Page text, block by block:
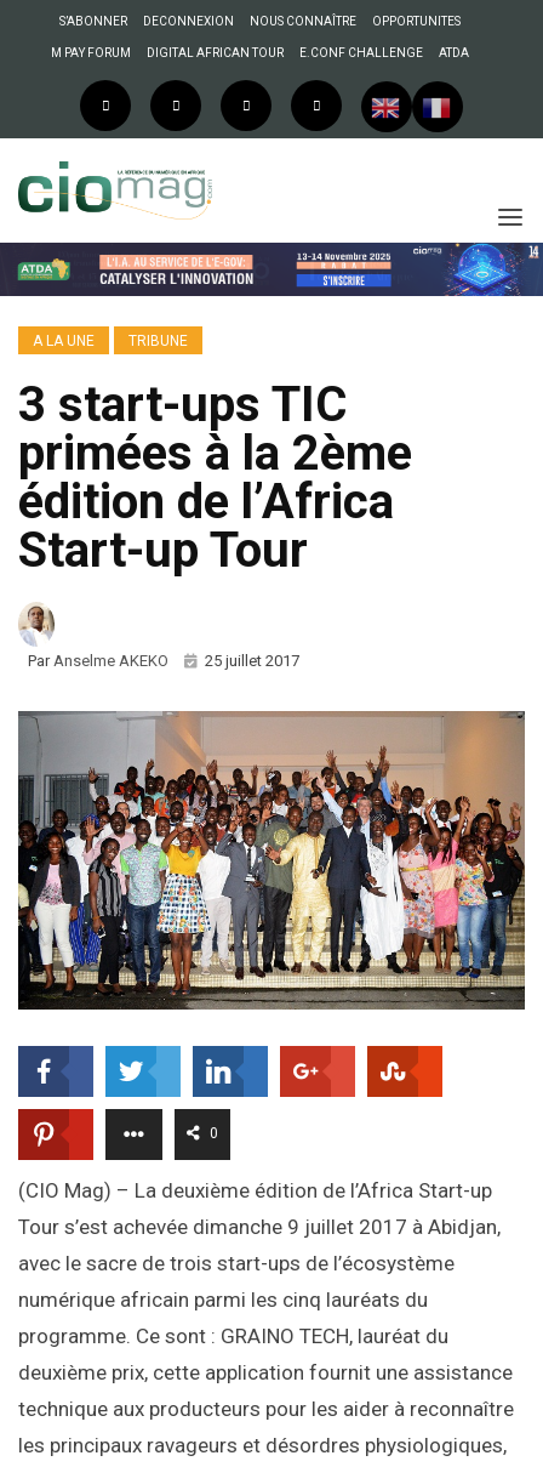
S’ABONNER DECONNEXION NOUS CONNAÎTRE OPPORTUNITES
M PAY FORUM DIGITAL AFRICAN TOUR E.CONF CHALLENGE ATDA
A LA UNE TRIBUNE
3 start-ups TIC
primées à la 2ème
édition de l’Africa
Start-up Tour
ParAnselme AKEKO 25 juillet 2017
0
(CIO Mag) – La deuxième édition de l’Africa Start-up
Tour s’est achevée dimanche 9 juillet 2017 à Abidjan,
avec le sacre de trois start-ups de l’écosystème
numérique africain parmi les cinq lauréats du
programme. Ce sont : GRAINO TECH, lauréat du
deuxième prix, cette application fournit une assistance
technique aux producteurs pour les aider à reconnaître
les principaux ravageurs et désordres physiologiques,